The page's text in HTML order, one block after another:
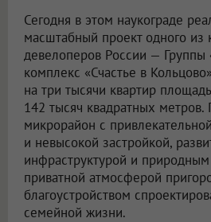
Сегодня в этом наукограде
масштабный проект одного из
девелоперов России — Группы
комплекс «Счастье в
на три тысячи квартир
142 тысяч квадратных
микрорайон с
и невысокой застройкой,
инфраструктурой и
приватной атмосферой
благоустройством
семейной жизни.